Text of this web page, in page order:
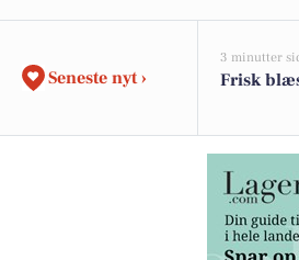
Seneste nyt ›
3 minutter
Frisk